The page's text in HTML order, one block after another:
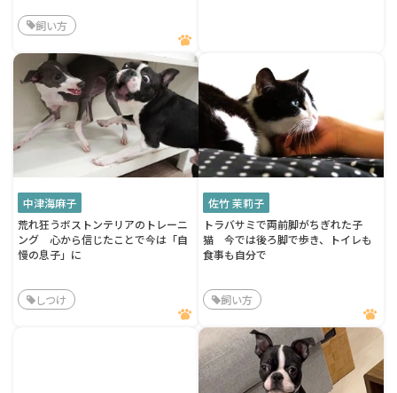
飼い方
中津海麻子
荒れ狂うボストンテリアのトレーニ
ング 心から信じたことで今は「自
慢の息子」に
しつけ
佐竹 茉莉子
トラバサミで両前脚がちぎれた子
猫 今では後ろ脚で歩き、トイレも
食事も自分で
飼い方